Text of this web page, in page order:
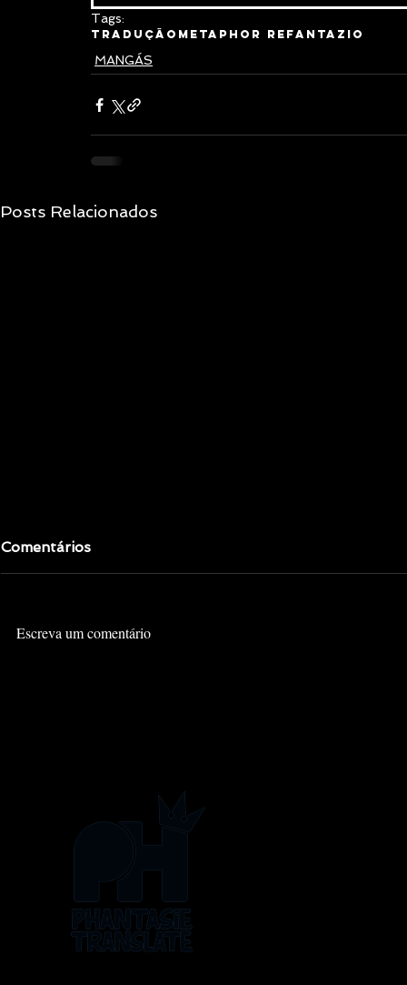
Tags:
Tradução Metaphor Refantazio
MANGÁS
Posts Relacionados
Comentários
Escreva um comentário